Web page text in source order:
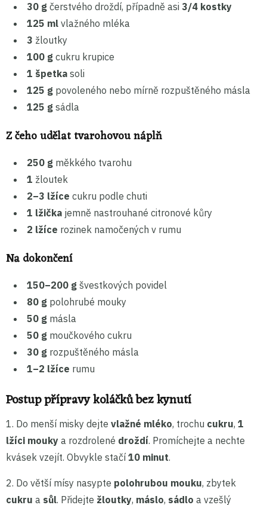
30 g čerstvého droždí, případně asi 3/4 kostky
125 ml vlažného mléka
3 žloutky
100 g cukru krupice
1 špetka soli
125 g povoleného nebo mírně rozpuštěného másla
125 g sádla
Z čeho udělat tvarohovou náplň
250 g měkkého tvarohu
1 žloutek
2–3 lžíce cukru podle chuti
1 lžička jemně nastrouhané citronové kůry
2 lžíce rozinek namočených v rumu
Na dokončení
150–200 g švestkových povidel
80 g polohrubé mouky
50 g másla
50 g moučkového cukru
30 g rozpuštěného másla
1–2 lžíce rumu
Postup přípravy koláčků bez kynutí
1. Do menší misky dejte vlažné mléko, trochu cukru, 1
lžíci mouky a rozdrolené droždí. Promíchejte a nechte
kvásek vzejít. Obvykle stačí 10 minut.
2. Do větší mísy nasypte polohrubou mouku, zbytek
cukru a sůl. Přidejte žloutky, máslo, sádlo a vzešlý